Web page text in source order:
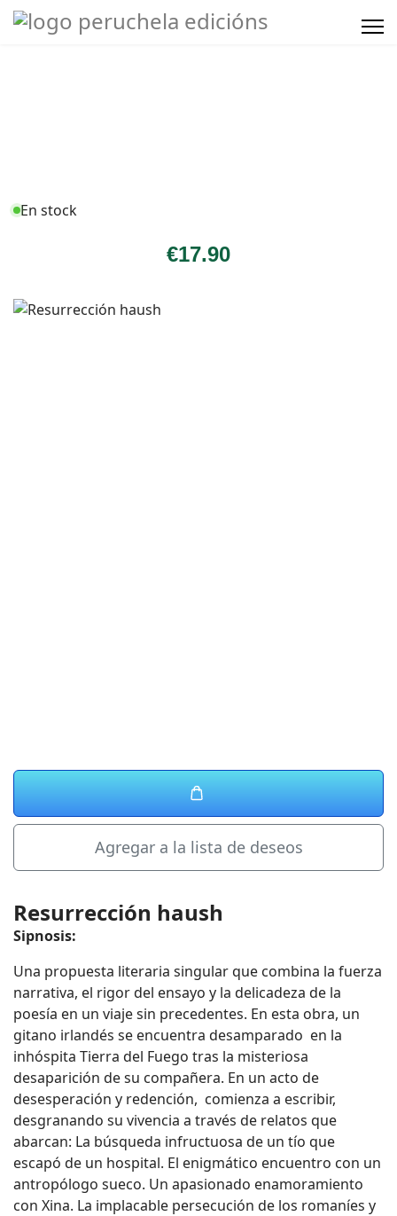
En stock
€17.90
Agregar a la lista de deseos
Resurrección haush
Sipnosis:
Una propuesta literaria singular que combina la fuerza
narrativa, el rigor del ensayo y la delicadeza de la
poesía en un viaje sin precedentes. En esta obra, un
gitano irlandés se encuentra desamparado en la
inhóspita Tierra del Fuego tras la misteriosa
desaparición de su compañera. En un acto de
desesperación y redención, comienza a escribir,
desgranando su vivencia a través de relatos que
abarcan: La búsqueda infructuosa de un tío que
escapó de un hospital. El enigmático encuentro con un
antropólogo sueco. Un apasionado enamoramiento
con Xina. La implacable persecución de los romaníes y